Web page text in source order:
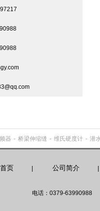
器 - 桥梁伸缩缝 - 维氏硬度计 - 潜
首页 公司简介
电话：0379-63990988